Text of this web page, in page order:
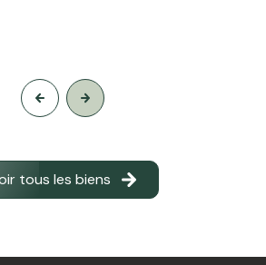
tous les biens